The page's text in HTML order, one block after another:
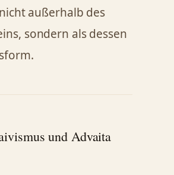
außerhalb des
sondern als dessen
und Advaita